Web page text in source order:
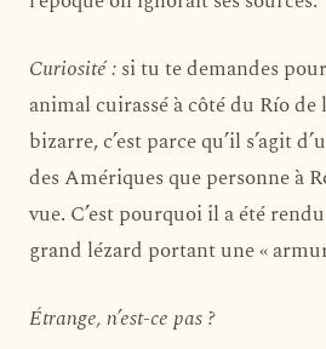
Curiosité :si tu te demandes
animal cuirassé à côté du Río de
bizarre, c’est parce qu’il s’agit
des Amériques que personne à
vue. C’est pourquoi il a été
grand lézard portant une «
Étrange, n’est-ce pas ?